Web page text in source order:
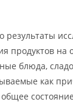
результаты
продуктов на
блюда,
как